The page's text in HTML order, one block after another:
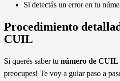
Si detectás un error en tu
Procedimiento
CUIL
Si querés saber tu número de CUIL
preocupes! Te voy a guiar paso a